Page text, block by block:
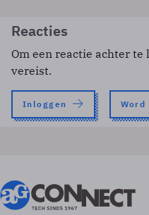
Reacties
Om een reactie achter te
vereist.
Inloggen Word